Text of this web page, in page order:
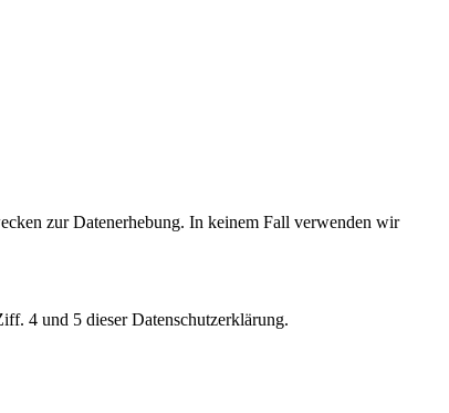
zur Datenerhebung. In keinem Fall verwenden wir
4 und 5 dieser Datenschutzerklärung.